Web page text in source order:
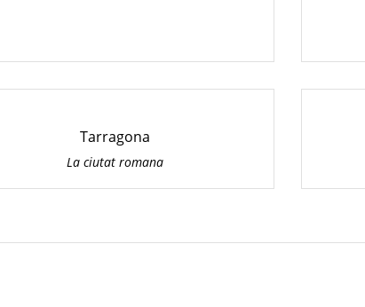
Tarragona
La ciutat romana